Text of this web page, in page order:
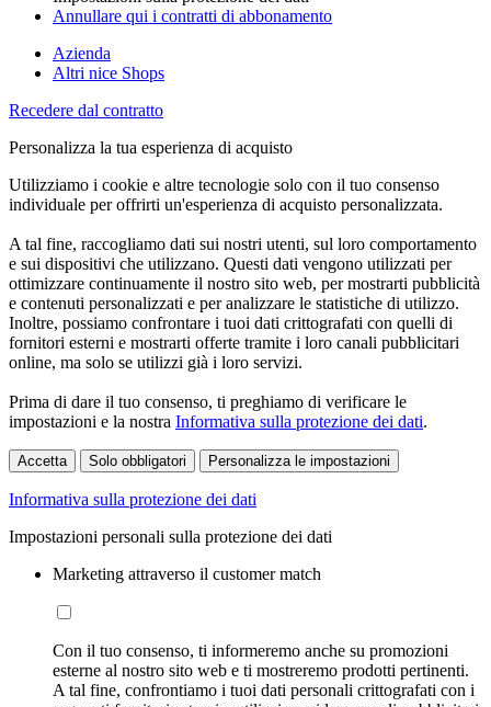
Annullare qui i contratti di abbonamento
Azienda
Altri nice Shops
Recedere dal contratto
Personalizza la tua esperienza di acquisto
Utilizziamo i cookie e altre tecnologie solo con il tuo consenso
individuale per offrirti un'esperienza di acquisto personalizzata.
A tal fine, raccogliamo dati sui nostri utenti, sul loro comportamento
e sui dispositivi che utilizzano. Questi dati vengono utilizzati per
ottimizzare continuamente il nostro sito web, per mostrarti pubblicità
e contenuti personalizzati e per analizzare le statistiche di utilizzo.
Inoltre, possiamo confrontare i tuoi dati crittografati con quelli di
fornitori esterni e mostrarti offerte tramite i loro canali pubblicitari
online, ma solo se utilizzi già i loro servizi.
Prima di dare il tuo consenso, ti preghiamo di verificare le
impostazioni e la nostra Informativa sulla protezione dei dati.
Accetta Solo obbligatori Personalizza le impostazioni
Informativa sulla protezione dei dati
Impostazioni personali sulla protezione dei dati
Marketing attraverso il customer match
Con il tuo consenso, ti informeremo anche su promozioni
esterne al nostro sito web e ti mostreremo prodotti pertinenti.
A tal fine, confrontiamo i tuoi dati personali crittografati con i